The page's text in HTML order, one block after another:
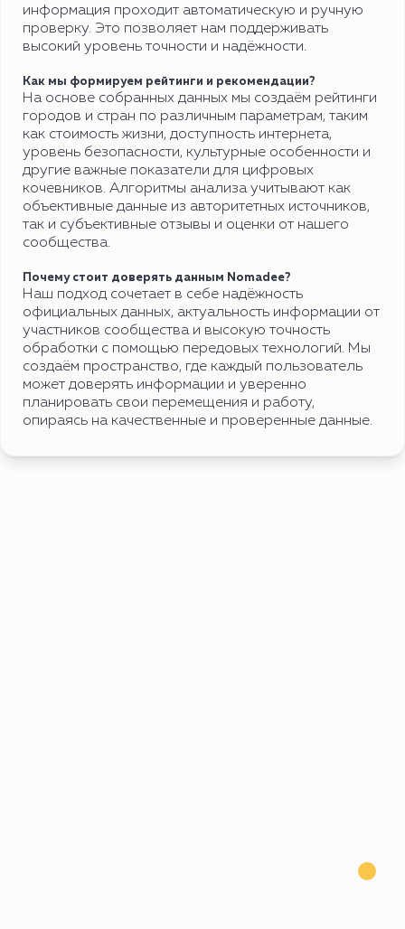
информация проходит автоматическую и ручную
проверку. Это позволяет нам поддерживать
высокий уровень точности и надёжности.
Как мы формируем рейтинги и рекомендации?
На основе собранных данных мы создаём рейтинги
городов и стран по различным параметрам, таким
как стоимость жизни, доступность интернета,
уровень безопасности, культурные особенности и
другие важные показатели для цифровых
кочевников. Алгоритмы анализа учитывают как
объективные данные из авторитетных источников,
так и субъективные отзывы и оценки от нашего
сообщества.
Почему стоит доверять данным Nomadee?
Наш подход сочетает в себе надёжность
официальных данных, актуальность информации от
участников сообщества и высокую точность
обработки с помощью передовых технологий. Мы
создаём пространство, где каждый пользователь
может доверять информации и уверенно
планировать свои перемещения и работу,
опираясь на качественные и проверенные данные.